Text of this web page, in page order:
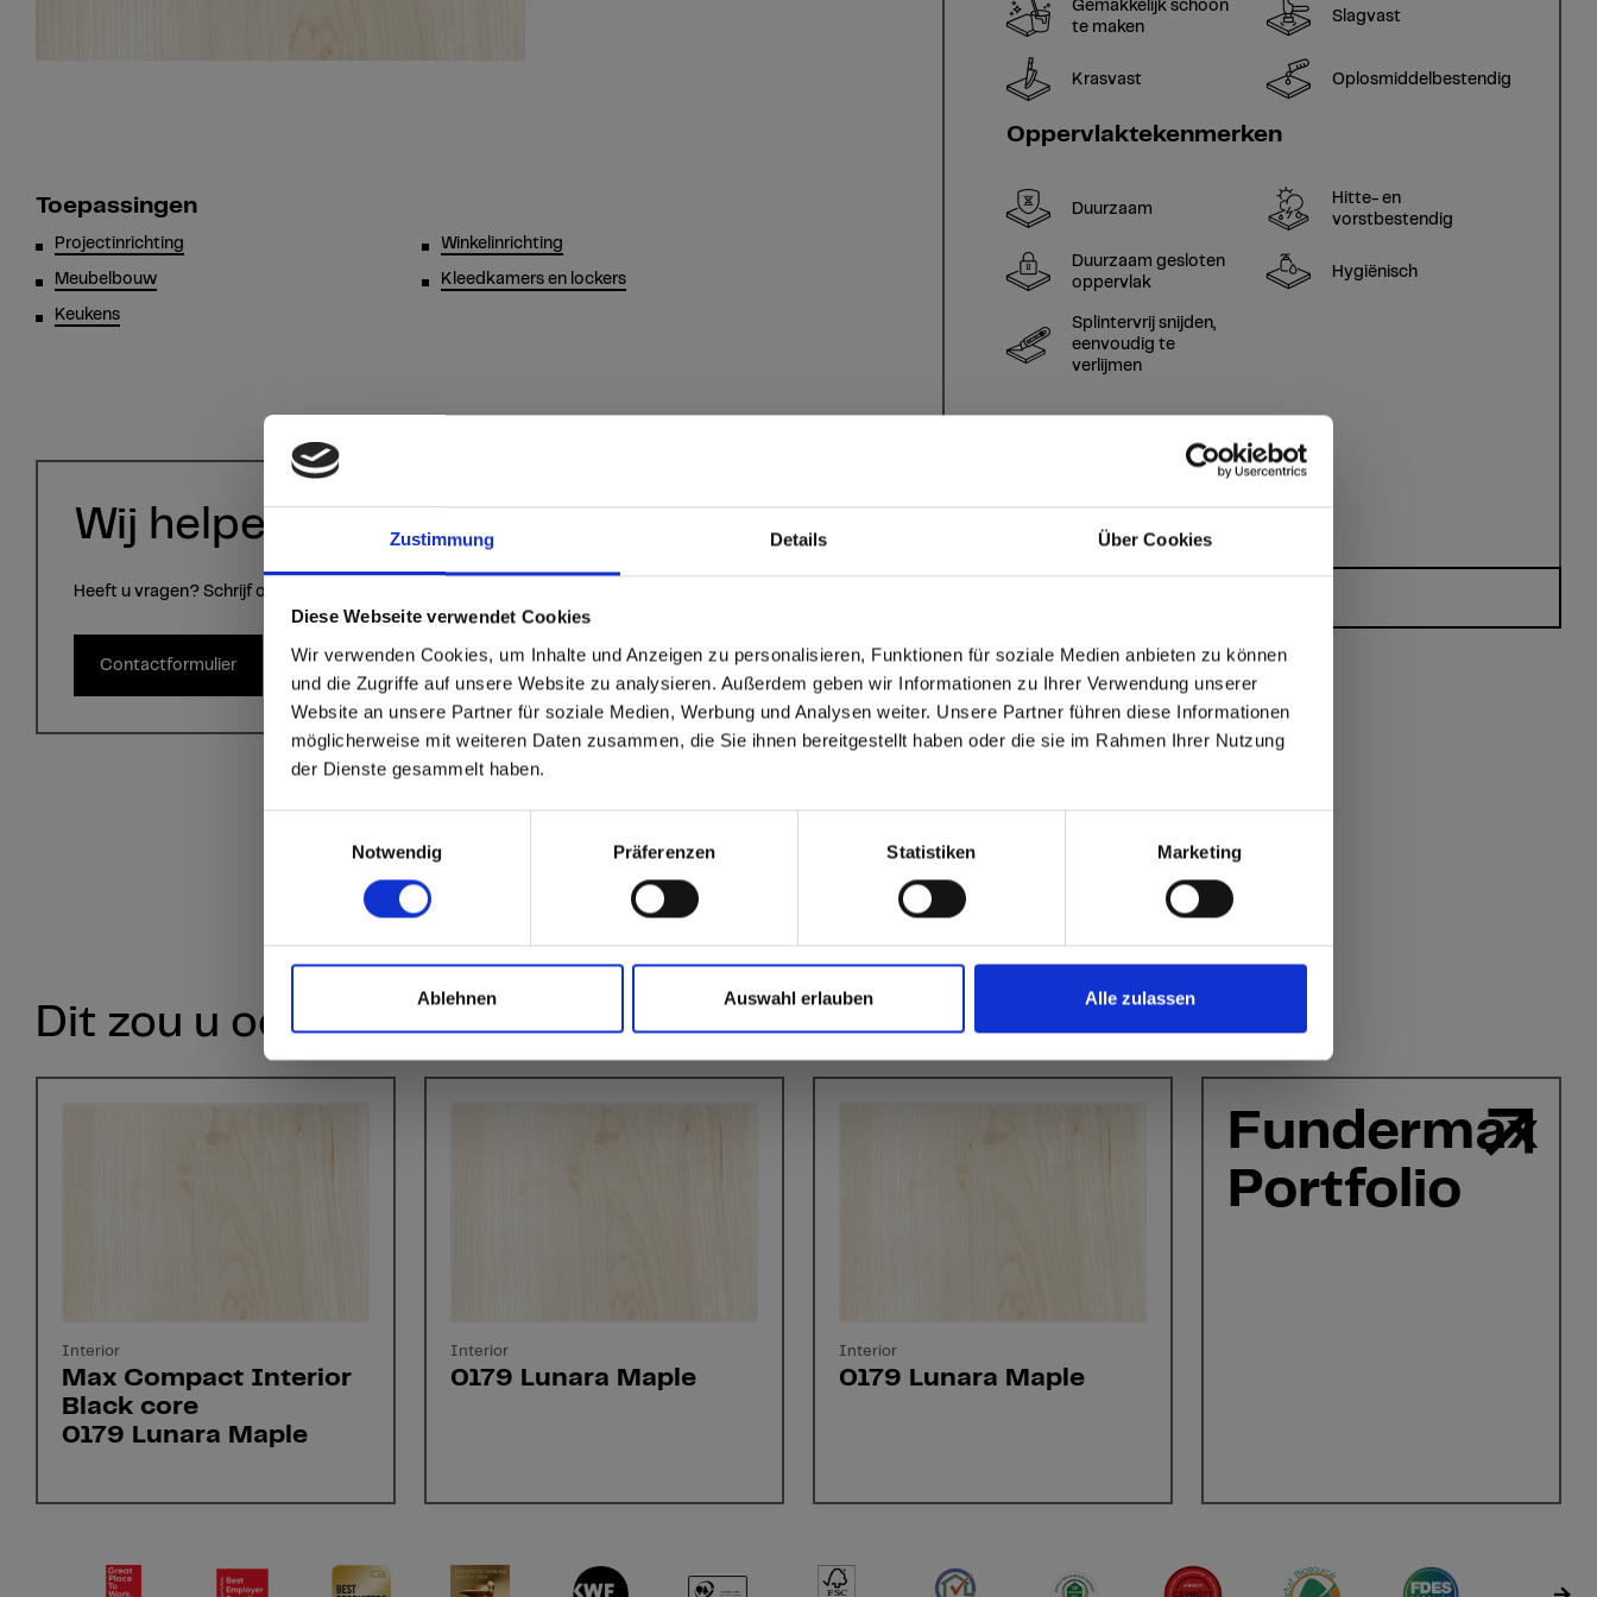
Zustimmung Details Über Cookies
Diese Webseite verwendet Cookies
Wir verwenden Cookies, um Inhalte und Anzeigen zu personalisieren, Funktionen für soziale Medien anbieten zu können
und die Zugriffe auf unsere Website zu analysieren. Außerdem geben wir Informationen zu Ihrer Verwendung unserer
Website an unsere Partner für soziale Medien, Werbung und Analysen weiter. Unsere Partner führen diese Informationen
möglicherweise mit weiteren Daten zusammen, die Sie ihnen bereitgestellt haben oder die sie im Rahmen Ihrer Nutzung
der Dienste gesammelt haben.
Notwendig
Präferenzen Statistiken Marketing
Ablehnen Auswahl erlauben Alle zulassen
sr.modal is not closeable
Are you based in the Verenigde
Staten?
Go to the Fundermax North America website directly from here or discover what Fundermax offers in Europe
and the rest of the world!
Click here to go to the Fundermax North America Website Europe / Rest of the World
Toepassingen
Projectinrichting
Meubelbouw
Keukens
Winkelinrichting
Kleedkamers en lockers
Wij helpen u graag!
Heeft u vragen? Schrijf ons via het contactformulier.
Contactformulier
Gemakkelijk schoon
te maken
Slagvast
Krasvast Oplosmiddelbestendig
Oppervlaktekenmerken
Duurzaam
Hitte- en
vorstbestendig
Duurzaam gesloten
oppervlak
Hygiënisch
Splintervrij snijden,
eenvoudig te
verlijmen
Dit zou u ook kunnen interesseren:
Interior
Max Compact Interior
Black core
0179 Lunara Maple
Interior
0179 Lunara Maple
Interior
0179 Lunara Maple
Fundermax
Portfolio